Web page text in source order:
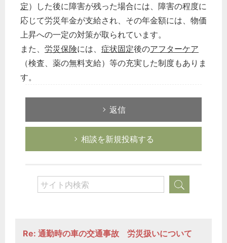
定）した後に障害が残った場合には、障害の程度に
応じて労災年金が支給され、その年金額には、物価
上昇への一定の対策が取られています。
また、 労災保険には、 症状固定後のアフターケア
（検査、薬の無料支給）等の充実した制度もありま
す。
返信
相談を新規投稿する
Re: 通勤時の車の交通事故 労災扱いについて